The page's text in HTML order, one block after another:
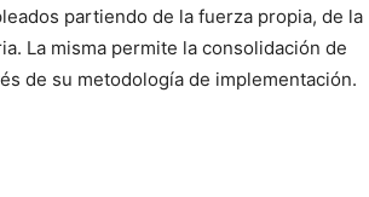
partiendo de la fuerza propia, de la
La misma permite la consolidación de
de su metodología de implementación.